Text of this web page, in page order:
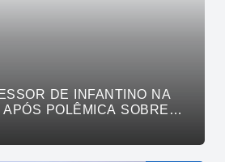
DE INFANTINO NA
POLÊMICA SOBRE
E BOICOTE DA